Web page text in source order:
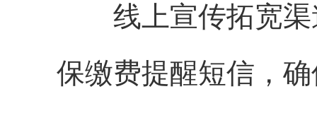
线上宣传拓宽
保缴费提醒短信，